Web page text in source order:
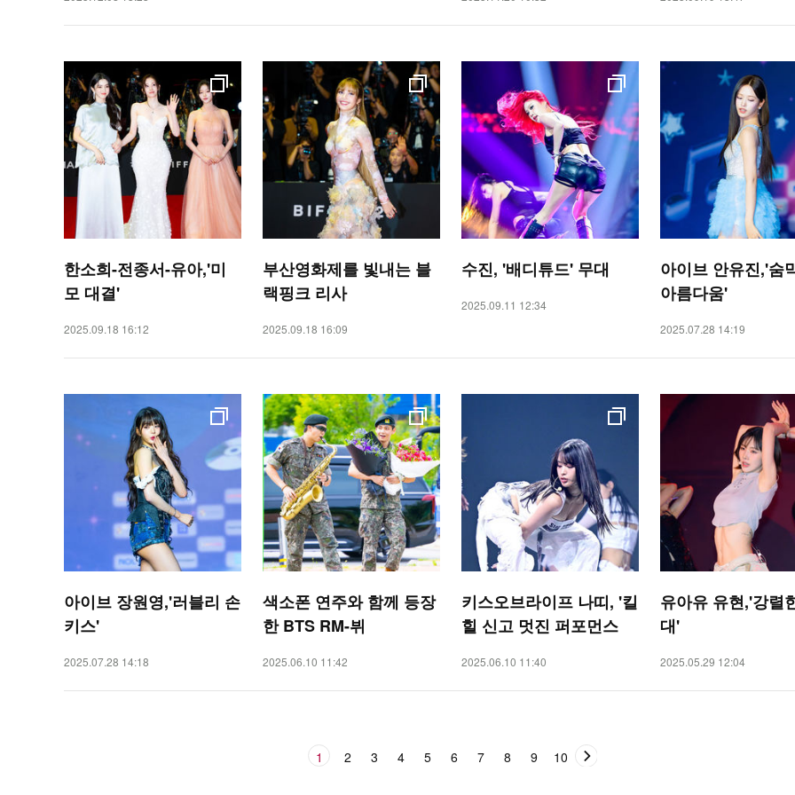
한소희-전종서-유아,'미
모 대결'
2025.09.18 16:12
부산영화제를 빛내는 블
랙핑크 리사
2025.09.18 16:09
수진, '배디튜드' 무대
2025.09.11 12:34
아이브 안유진,'숨
아름다움'
2025.07.28 14:19
아이브 장원영,'러블리 손
키스'
2025.07.28 14:18
색소폰 연주와 함께 등장
한 BTS RM-뷔
2025.06.10 11:42
키스오브라이프 나띠, '킬
힐 신고 멋진 퍼포먼스
2025.06.10 11:40
유아유 유현,'강렬
대'
2025.05.29 12:04
1 2 3 4 5 6 7 8 9 10